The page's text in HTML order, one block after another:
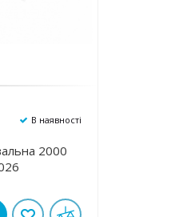
В наявності
2000